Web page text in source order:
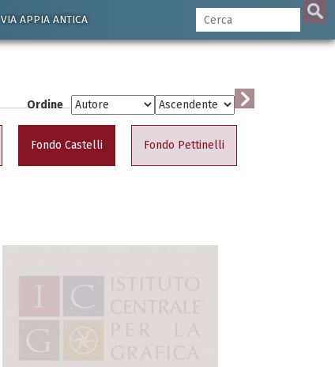
VIA APPIA ANTICA
Ordine
Fondo Castelli Fondo Pettinelli